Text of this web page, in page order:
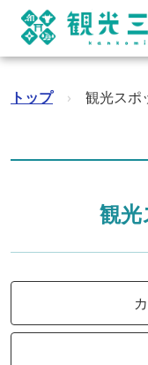
トップ › 観光スポ
観光